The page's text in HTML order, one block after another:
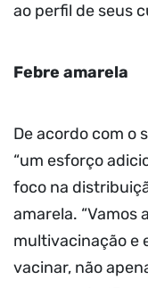
ao perfil de seus
Febre amarela
De acordo com o
“um esforço
foco na
amarela. “Vamos
multivacinação e
vacinar, não